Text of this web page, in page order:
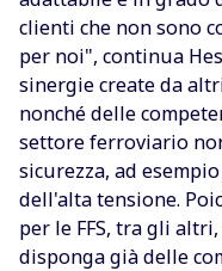
clienti che non sono
per noi", continua
sinergie create da
nonché delle
settore ferroviario
sicurezza, ad
dell'alta tensione.
per le FFS, tra gli
disponga già delle